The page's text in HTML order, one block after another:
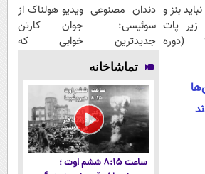
بنز و
زیر پات
(دوره
دندان مصنوعی
سوئیسی:
جدیدترین
فناوری اروپا،
سبک و مقاوم |
پرداخت قسطی
ویدیو هولناک از
جوان کارتن
خوابی که
تماشاخانه
ساعت ۸:۱۵ ششم اوت ؛